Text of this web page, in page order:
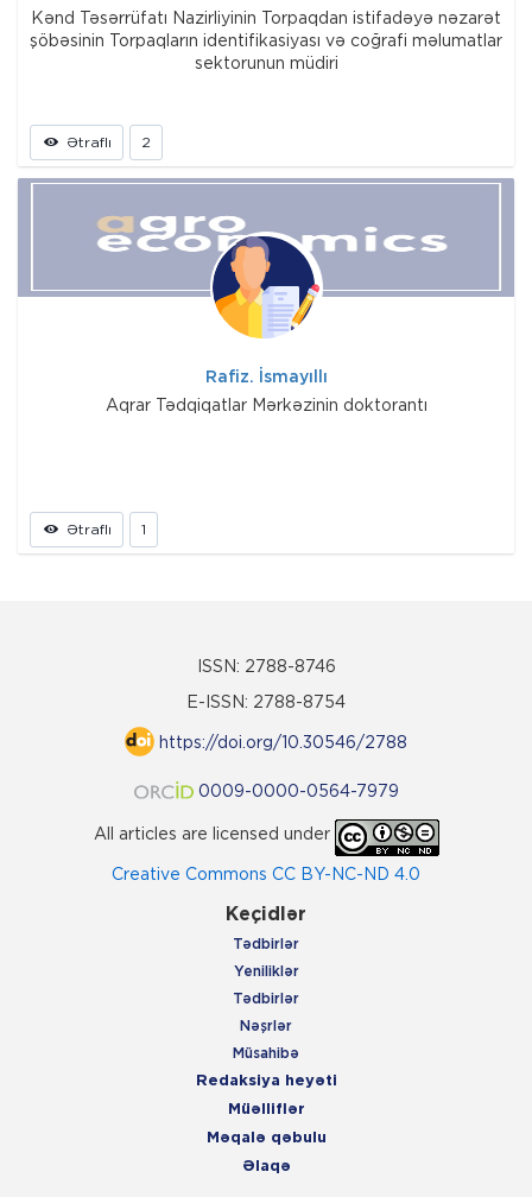
Kənd Təsərrüfatı Nazirliyinin Torpaqdan istifadəyə nəzarət
şöbəsinin Torpaqların identifikasiyası və coğrafi məlumatlar
sektorunun müdiri
Ətraflı 2
Rafiz. İsmayıllı
Aqrar Tədqiqatlar Mərkəzinin doktorantı
Ətraflı 1
ISSN: 2788-8746
E-ISSN: 2788-8754
https://doi.org/10.30546/2788
0009-0000-0564-7979
All articles are licensed under
Creative Commons CC BY-NC-ND 4.0
Keçidlər
Tədbirlər
Yeniliklər
Tədbirlər
Nəşrlər
Müsahibə
Redaksiya heyəti
Müəlliflər
Məqalə qəbulu
Əlaqə